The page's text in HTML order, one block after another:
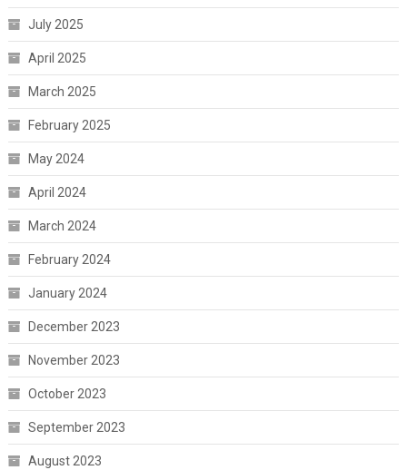
July 2025
April 2025
March 2025
February 2025
May 2024
April 2024
March 2024
February 2024
January 2024
December 2023
November 2023
October 2023
September 2023
August 2023